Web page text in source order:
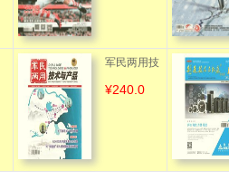
军民两用技
术与产品
¥240.0